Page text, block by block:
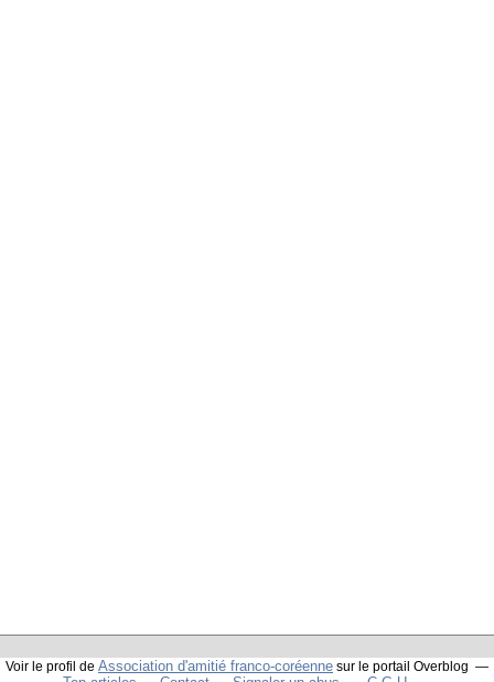
Voir le profil de Association d'amitié franco-coréenne sur le portail Overblog